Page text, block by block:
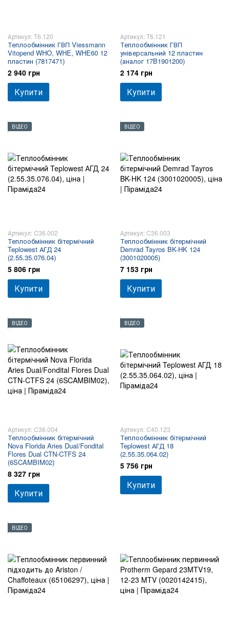
Артикул: T6.120
Теплообмінник ГВП Viessmann
Vitopend WHO, WHE, WHE60 12
пластин (7817471)
2 940 грн
Купити
Артикул: T6.121
Теплообмінник ГВП
універсальний 12 пластин
(аналог 17B1901200)
2 174 грн
Купити
ВІДЕО
Артикул: C36.002
Теплообмінник бітермічний
Teplowest АГД 24
(2.55.35.076.04)
5 806 грн
Купити
ВІДЕО
Артикул: C36.003
Теплообмінник бітермічний
Demrad Tayros BK-HK 124
(3001020005)
7 153 грн
Купити
ВІДЕО
Артикул: C36.004
Теплообмінник бітермічний
Nova Florida Aries Dual/Fondital
Flores Dual CTN-CTFS 24
(6SCAMBIM02)
8 327 грн
Купити
ВІДЕО
Артикул: C40.123
Теплообмінник бітермічний
Teplowest АГД 18
(2.55.35.064.02)
5 756 грн
Купити
ВІДЕО